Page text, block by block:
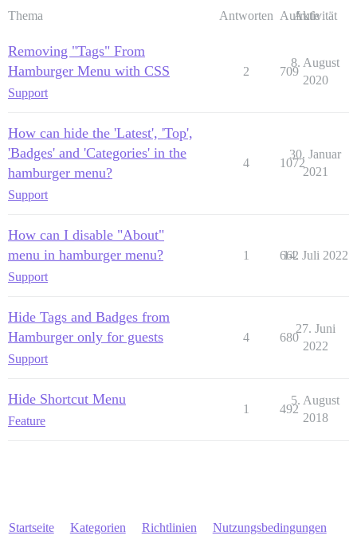
Thema Antworten Aufrufe
Aktivität
Removing "Tags" From
Hamburger Menu with CSS
Support
2 709
8. August
2020
How can hide the 'Latest', 'Top',
'Badges' and 'Categories' in the
hamburger menu?
Support
4 1072
30. Januar
2021
How can I disable "About"
menu in hamburger menu?
Support
1 662
14. Juli 2022
Hide Tags and Badges from
Hamburger only for guests
Support
4 680
27. Juni
2022
Hide Shortcut Menu
Feature
1 492
5. August
2018
Startseite Kategorien Richtlinien Nutzungsbedingungen